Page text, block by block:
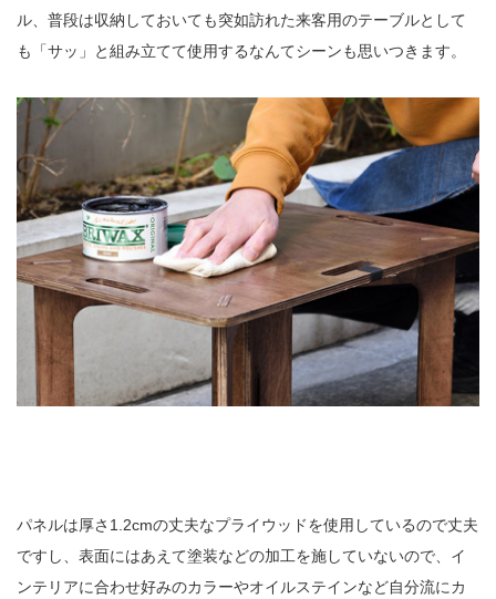
ル、普段は収納しておいても突如訪れた来客用のテーブルとして
も「サッ」と組み立てて使用するなんてシーンも思いつきます。
パネルは厚さ 1.2cmの丈夫なプライウッドを使用しているので丈夫
ですし、表面にはあえて塗装などの加工を施していないので、イ
ンテリアに合わせ好みのカラーやオイルステインなど自分流にカ